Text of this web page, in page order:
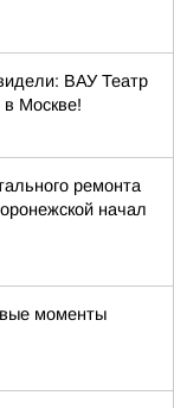
ВАУ Театр
Москве!
ремонта
начал
моменты